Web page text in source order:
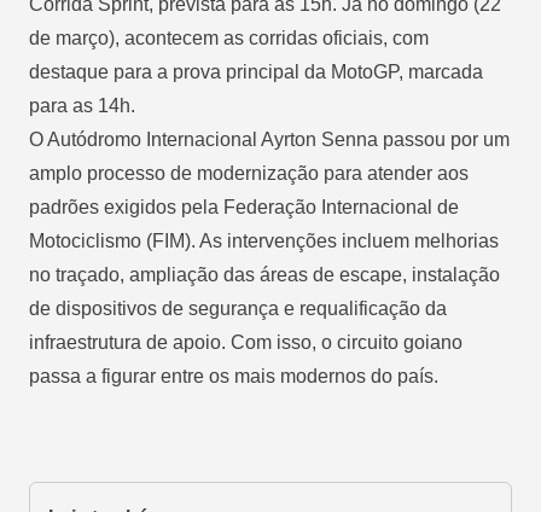
Corrida Sprint, prevista para as 15h. Já no domingo (22
de março), acontecem as corridas oficiais, com
destaque para a prova principal da MotoGP, marcada
para as 14h.
O Autódromo Internacional Ayrton Senna passou por um
amplo processo de modernização para atender aos
padrões exigidos pela Federação Internacional de
Motociclismo (FIM). As intervenções incluem melhorias
no traçado, ampliação das áreas de escape, instalação
de dispositivos de segurança e requalificação da
infraestrutura de apoio. Com isso, o circuito goiano
passa a figurar entre os mais modernos do país.